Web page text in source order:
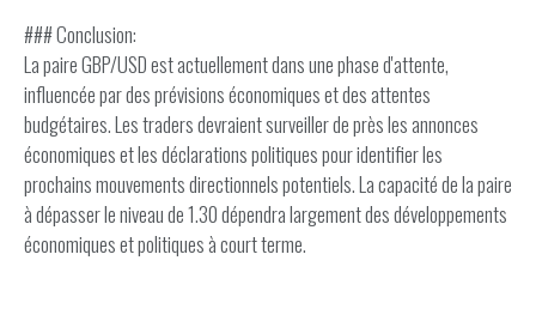
### Conclusion:
La paire GBP/USD est actuellement dans une phase d'attente,
influencée par des prévisions économiques et des attentes
budgétaires. Les traders devraient surveiller de près les annonces
économiques et les déclarations politiques pour identifier les
prochains mouvements directionnels potentiels. La capacité de la paire
à dépasser le niveau de 1.30 dépendra largement des développements
économiques et politiques à court terme.